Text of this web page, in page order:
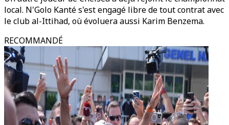
local. N'Golo Kanté s'est engagé libre de tout contrat avec
le club al-Ittihad, où évoluera aussi Karim Benzema.
RECOMMANDÉ